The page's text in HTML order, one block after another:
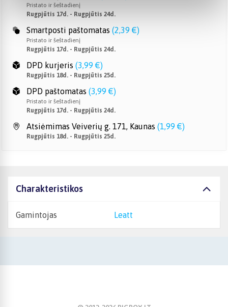
Pristato ir šeštadienį
Rugpjūtis 17d. - Rugpjūtis 24d.
Smartposti paštomatas (2,39 €)
Pristato ir šeštadienį
Rugpjūtis 17d. - Rugpjūtis 24d.
DPD kurjeris (3,99 €)
Rugpjūtis 18d. - Rugpjūtis 25d.
DPD paštomatas (3,99 €)
Pristato ir šeštadienį
Rugpjūtis 17d. - Rugpjūtis 24d.
Atsiėmimas Veiverių g. 171, Kaunas (1,99 €)
Rugpjūtis 18d. - Rugpjūtis 25d.
Charakteristikos
Gamintojas Leatt